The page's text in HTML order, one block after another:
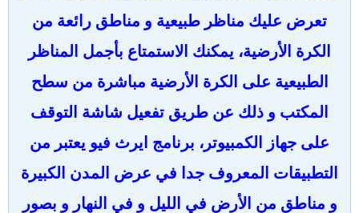
تعرض عليك مناظر طبيعية و مناطق رائعة من
الكرة الأرضية، يمكنك الاستمتاع بأجمل المناظر
الطبيعية على الكرة الأرضية مباشرة من سطح
المكتب و ذلك عن طريق تفعيل شاشة التوقف
على جهاز الكمبيوتر، برنامج ايرث فيو يعتبر من
التطبيقات المعروف جدا في عرض المدن الكبيرة
و مناطق من الأرض في الليل و في النهار و بصور